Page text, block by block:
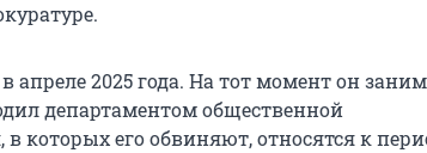
в апреле 2025 года. На тот момент он
департаментом общественной
в которых его обвиняют, относятся к